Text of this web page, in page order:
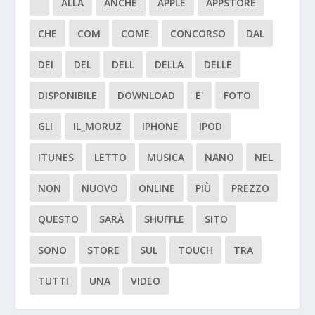
CHE COM COME CONCORSO DAL
DEI DEL DELL DELLA DELLE
DISPONIBILE DOWNLOAD E' FOTO
GLI IL_MORUZ IPHONE IPOD
ITUNES LETTO MUSICA NANO NEL
NON NUOVO ONLINE PIÙ PREZZO
QUESTO SARÀ SHUFFLE SITO
SONO STORE SUL TOUCH TRA
TUTTI UNA VIDEO